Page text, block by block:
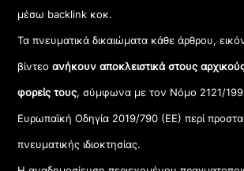
μέσω backlink κοκ.
Τα πνευματικά δικαιώματα κάθε άρθρου,
βίντεοανήκουν αποκλειστικά στους
φορείς τους, σύμφωνα με τον Νόμο 2121/
Ευρωπαϊκή Οδηγία 2019/790 (ΕΕ) περί
πνευματικής ιδιοκτησίας.